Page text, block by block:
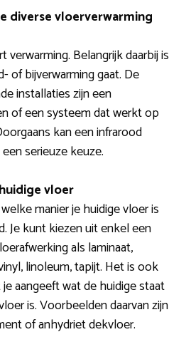
diverse vloerverwarming
verwarming. Belangrijk daarbij is
of bijverwarming gaat. De
installaties zijn een
of een systeem dat werkt op
kan een infrarood
serieuze keuze.
vloer
manier je huidige vloer is
Je kunt kiezen uit enkel een
als laminaat,
linoleum, tapijt. Het is ook
aangeeft wat de huidige staat
is. Voorbeelden daarvan zijn
of anhydriet dekvloer.